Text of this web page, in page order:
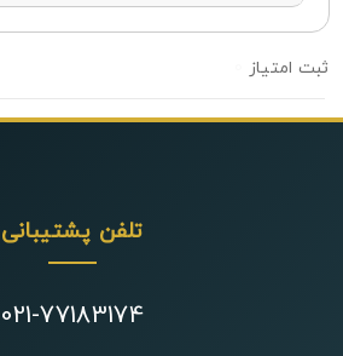
تلفن پشتیبانی
021-77183174